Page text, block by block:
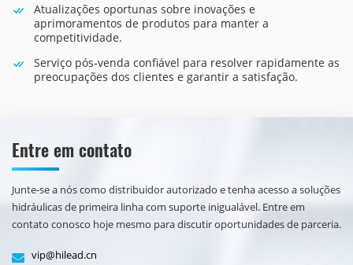
Atualizações oportunas sobre inovações e
aprimoramentos de produtos para manter a
competitividade.
Serviço pós-venda confiável para resolver rapidamente as
preocupações dos clientes e garantir a satisfação.
Entre em contato
Junte-se a nós como distribuidor autorizado e tenha acesso a soluções
hidráulicas de primeira linha com suporte inigualável. Entre em
contato conosco hoje mesmo para discutir oportunidades de parceria.
vip@hilead.cn